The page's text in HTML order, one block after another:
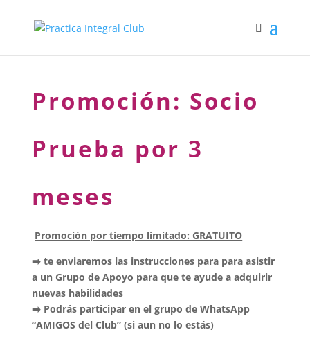
Promoción: Socio
Prueba por 3
meses
Promoción por tiempo limitado: GRATUITO
➡️ te enviaremos las instrucciones para para asistir
a un Grupo de Apoyo para que te ayude a adquirir
nuevas habilidades
➡️ Podrás participar en el grupo de WhatsApp
“AMIGOS del Club” (si aun no lo estás)